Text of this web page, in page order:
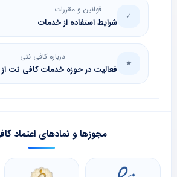
✓
قوانین و مقررات
شرایط استفاده از خدمات
★
درباره کافی نتی
فعالیت در حوزه خدمات کافی نت از سال
مجوزها و نمادهای اعتماد